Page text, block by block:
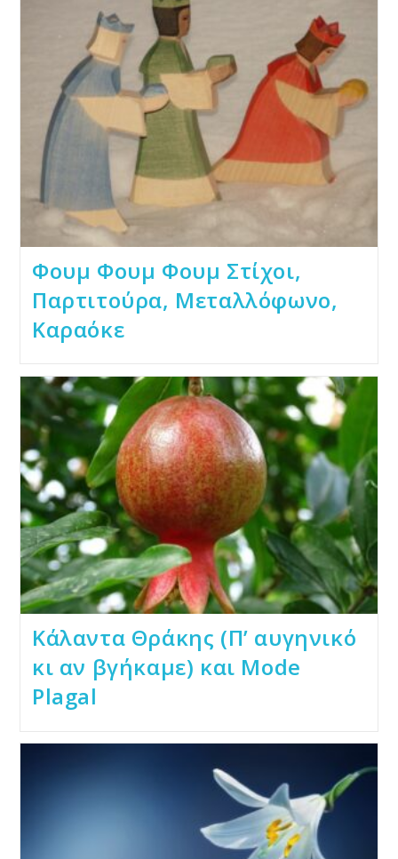
Φουμ Φουμ Φουμ Στίχοι,
Παρτιτούρα, Μεταλλόφωνο,
Καραόκε
Κάλαντα Θράκης (Π’ αυγηνικό
κι αν βγήκαμε) και Mode
Plagal